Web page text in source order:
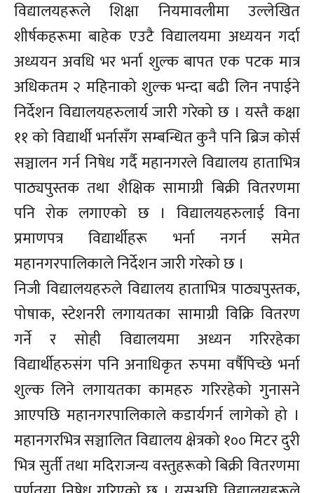
विद्यालयहरूले शिक्षा नियमावलीमा उल्लेखित
शीर्षकहरूमा बाहेक एउटै विद्यालयमा अध्ययन गर्दा
अध्ययन अवधि भर भर्ना शुल्क बापत एक पटक मात्र
अधिकतम २ महिनाको शुल्क भन्दा बढी लिन नपाईने
निर्देशन विद्यालयहरुलार्य जारी गरेको छ । यस्तै कक्षा
११ को विद्यार्थी भर्नासँग सम्बन्धित कुनै पनि ब्रिज कोर्स
सञ्चालन गर्न निषेध गर्दै महानगरले विद्यालय हाताभित्र
पाठ्यपुस्तक तथा शैक्षिक सामाग्री बिक्री वितरणमा
पनि रोक लगाएको छ । विद्यालयहरुलाई विना
प्रमाणपत्र विद्यार्थीहरू भर्ना नगर्न समेत
महानगरपालिकाले निर्देशन जारी गरेको छ ।
निजी विद्यालयहरुले विद्यालय हाताभित्र पाठ्यपुस्तक,
पोषाक, स्टेशनरी लगायतका सामाग्री विक्रि वितरण
गर्ने र सोही विद्यालयमा अध्यन गरिरहेका
विद्यार्थीहरुसंग पनि अनाधिकृत रुपमा वर्षैपिच्छे भर्ना
शुल्क लिने लगायतका कामहरु गरिरहेको गुनासने
आएपछि महानगरपालिकाले कडार्यगर्न लागेको हो ।
महानगरभित्र सञ्चालित विद्यालय क्षेत्रको १०० मिटर दुरी
भित्र सुर्ती तथा मदिराजन्य वस्तुहरूको बिक्री वितरणमा